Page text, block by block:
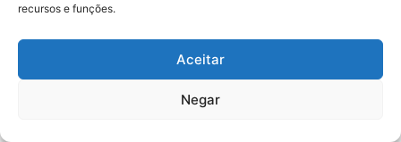
recursos e funções.
Aceitar
Negar
Acidente: A caminho do trabalho
professora se envolve em